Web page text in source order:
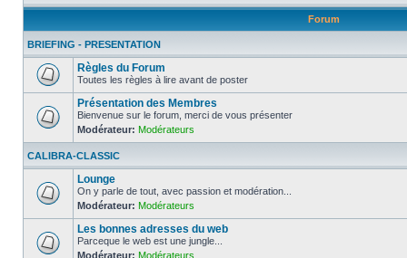
Forum
BRIEFING - PRESENTATION
Règles du Forum
Toutes les règles à lire avant de poster
Présentation des Membres
Bienvenue sur le forum, merci de vous présenter
Modérateur: Modérateurs
CALIBRA-CLASSIC
Lounge
On y parle de tout, avec passion et modération...
Modérateur: Modérateurs
Les bonnes adresses du web
Parceque le web est une jungle...
Modérateur: Modérateurs